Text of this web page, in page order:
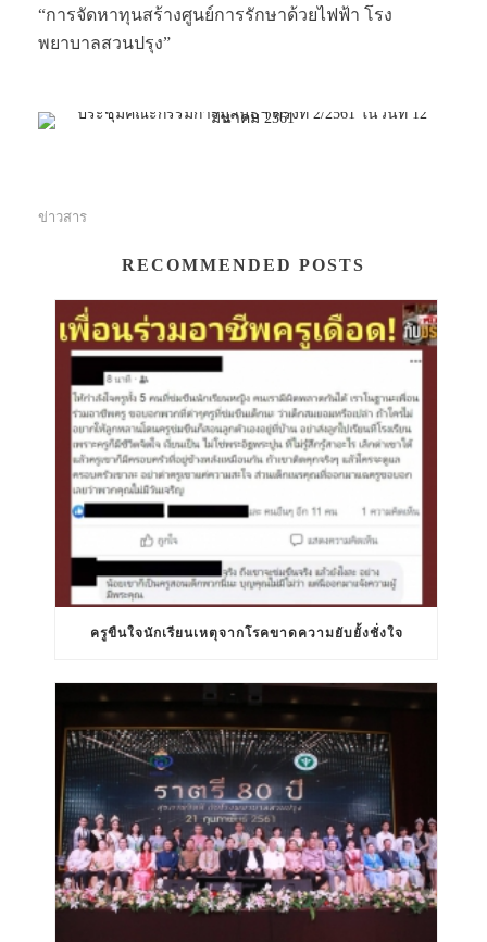
“การจัดหาทุนสร้างศูนย์การรักษาด้วยไฟฟ้า โรง
พยาบาลสวนปรุง”
ข่าวสาร
RECOMMENDED POSTS
ครูขืนใจนักเรียนเหตุจากโรคขาดความยับยั้งชั่งใจ